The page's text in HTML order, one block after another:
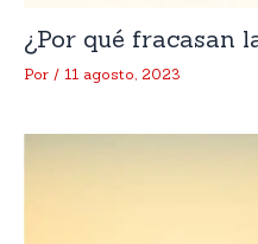
¿Por qué fracasan
Por / 11 agosto, 2023